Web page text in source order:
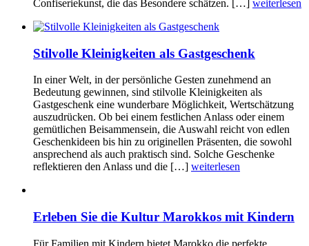
Confiseriekunst, die das Besondere schätzen. […] weiterlesen
Stilvolle Kleinigkeiten als Gastgeschenk
In einer Welt, in der persönliche Gesten zunehmend an
Bedeutung gewinnen, sind stilvolle Kleinigkeiten als
Gastgeschenk eine wunderbare Möglichkeit, Wertschätzung
auszudrücken. Ob bei einem festlichen Anlass oder einem
gemütlichen Beisammensein, die Auswahl reicht von edlen
Geschenkideen bis hin zu originellen Präsenten, die sowohl
ansprechend als auch praktisch sind. Solche Geschenke
reflektieren den Anlass und die […] weiterlesen
Erleben Sie die Kultur Marokkos mit Kindern
Für Familien mit Kindern bietet Marokko die perfekte